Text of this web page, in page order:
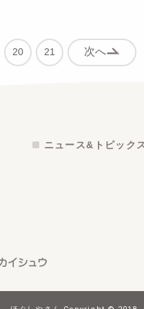
20 21 次へ
ニュース&トピック